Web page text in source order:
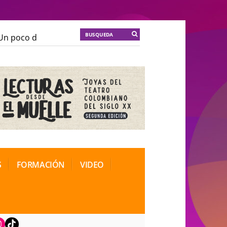
poco de locura para la cordura
de Teatro Rosa
FORMACIÓN VIDEO
TikTok